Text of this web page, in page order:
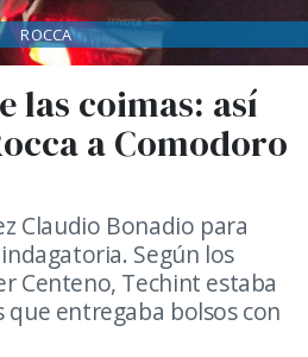
las coimas: así
a Comodoro
Claudio Bonadio para
Según los
Centeno, Techint estaba
que entregaba bolsos con
ROCCA